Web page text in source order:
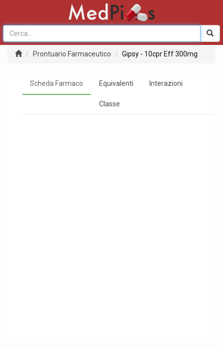
Prontuario Farmaceutico Gipsy - 10cpr Eff 300mg
Scheda Farmaco Equivalenti Interazioni
Classe